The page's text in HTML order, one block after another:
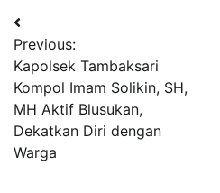
Navigasi
pos
Previous:
Kapolsek Tambaksari
Kompol Imam Solikin, SH,
MH Aktif Blusukan,
Dekatkan Diri dengan
Warga